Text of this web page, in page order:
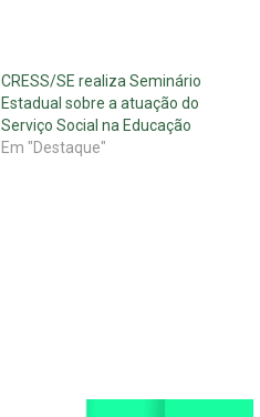
CRESS/SE realiza Seminário
Estadual sobre a atuação do
Serviço Social na Educação
Em "Destaque"